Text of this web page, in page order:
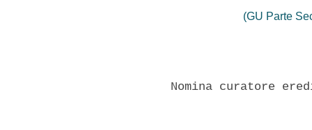
(GU Parte
Nomina curatore